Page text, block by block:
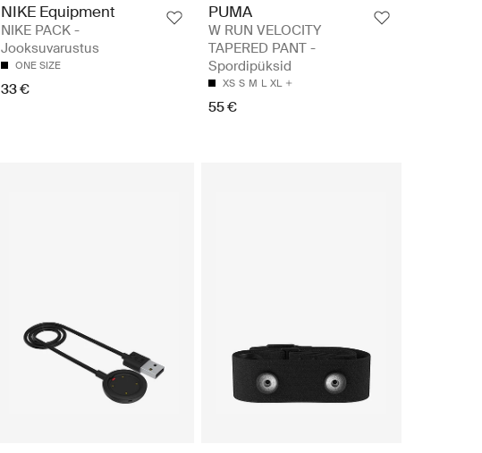
NIKE Equipment
NIKE PACK -
Jooksuvarustus
ONE SIZE
33 €
PUMA
W RUN VELOCITY
TAPERED PANT -
Spordipüksid
XS S M L XL
55 €